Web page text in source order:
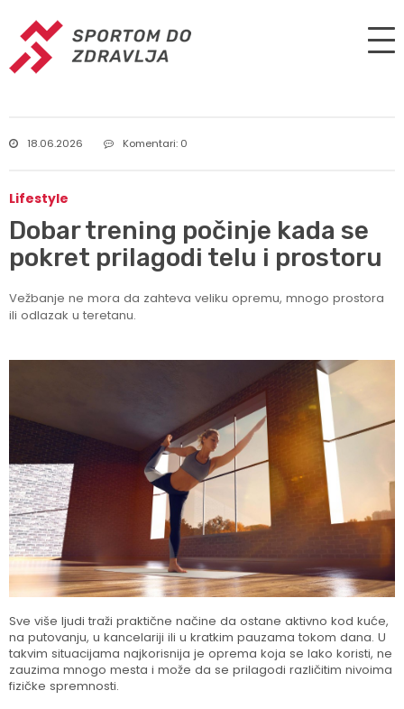
18.06.2026 Komentari: 0
Lifestyle
Dobar trening počinje kada se
pokret prilagodi telu i prostoru
Vežbanje ne mora da zahteva veliku opremu, mnogo prostora
ili odlazak u teretanu.
Sve više ljudi traži praktične načine da ostane aktivno kod kuće,
na putovanju, u kancelariji ili u kratkim pauzama tokom dana. U
takvim situacijama najkorisnija je oprema koja se lako koristi, ne
zauzima mnogo mesta i može da se prilagodi različitim nivoima
fizičke spremnosti.